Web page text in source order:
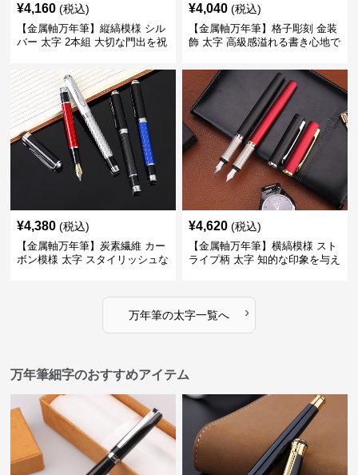
¥4,160 (税込)
【金属軸万年筆】縦縞模様 シル
バー 太字 2本組 大切な門出を祝
ト
¥4,040 (税込)
【金属軸万年筆】格子彫刻 金装
飾 太字 高級感溢れる書き心地で
¥4,380 (税込)
【金属軸万年筆】炭素繊維 カー
ボン模様 太字 スタイリッシュな
¥4,620 (税込)
【金属軸万年筆】横縞模様 スト
ライプ柄 太字 知的な印象を与え
万年筆の太字一覧へ ›
万年筆細字のおすすめアイテム